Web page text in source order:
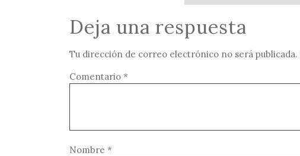
Deja una respuesta
Tu dirección de correo electrónico no será publicada.
Comentario *
Nombre *